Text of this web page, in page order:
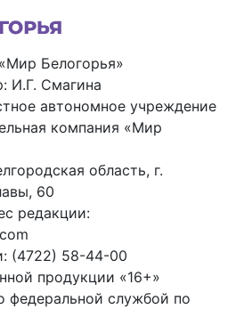
Белогорья»
И.Г. Смагина
автономное учреждение
компания «Мир
область, г.
60
редакции:
(4722) 58-44-00
продукции «16+»
федеральной службой по